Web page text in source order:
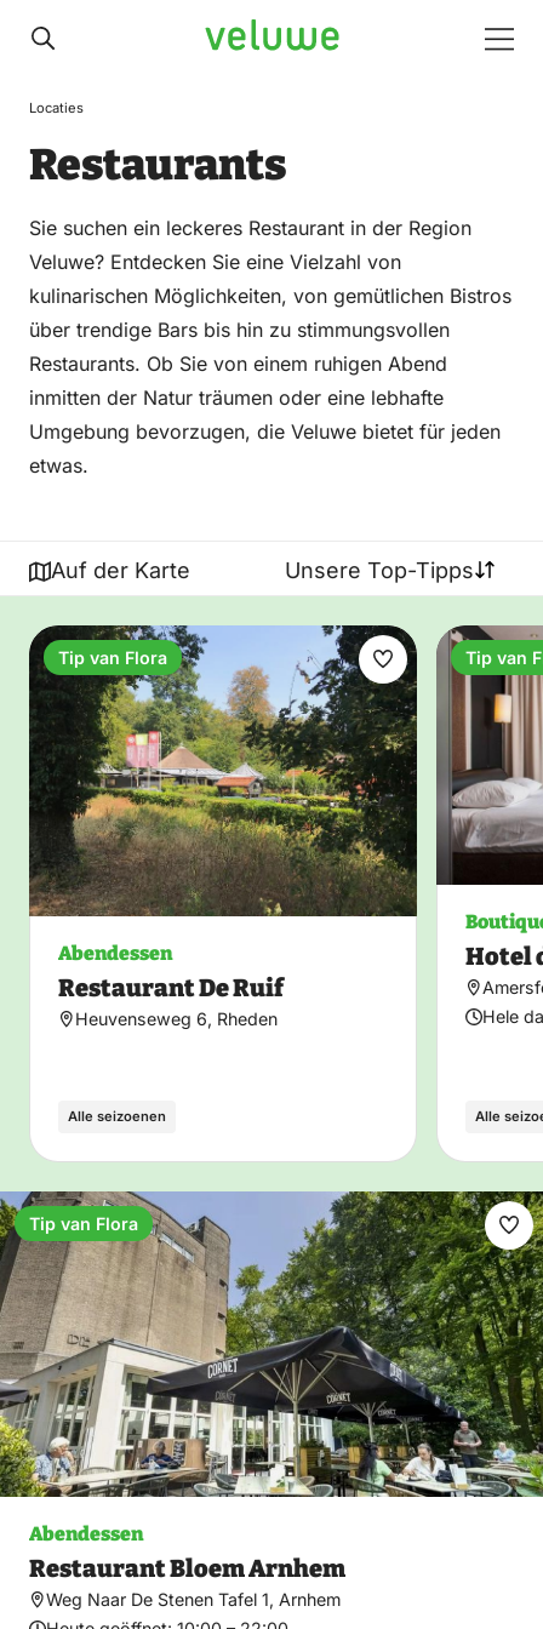
Veluwe
Locaties
Restaurants
Sie suchen ein leckeres Restaurant in der Region
Veluwe? Entdecken Sie eine Vielzahl von
kulinarischen Möglichkeiten, von gemütlichen Bistros
über trendige Bars bis hin zu stimmungsvollen
Restaurants. Ob Sie von einem ruhigen Abend
inmitten der Natur träumen oder eine lebhafte
Umgebung bevorzugen, die Veluwe bietet für jeden
etwas.
Auf der Karte Unsere Top-Tipps
Abendessen
Restaurant De Ruif
Heuvenseweg 6, Rheden
Alle seizoenen
Tip van Flora
Favorit
machen
Hotel
Hele
Alle
Tip van
Abendessen
Restaurant Bloem Arnhem
Weg Naar De Stenen Tafel 1, Arnhem
Tip van Flora